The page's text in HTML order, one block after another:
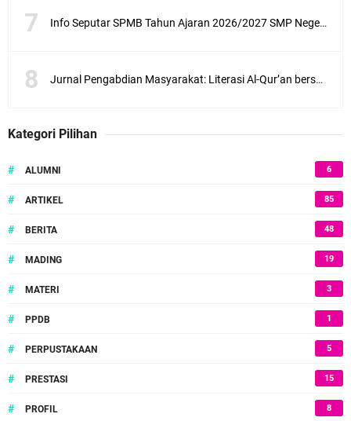
Info Seputar SPMB Tahun Ajaran 2026/2027 SMP Negeri 1 Trangkil
Jurnal Pengabdian Masyarakat: Literasi Al-Qur’an bersama anak-anak Desa Ketanen di Lingkungan SMPN 1 Trangkil Kabupaten Pati
Kategori Pilihan
# ALUMNI 6
# ARTIKEL 85
# BERITA 48
# MADING 19
# MATERI 3
# PPDB 1
# PERPUSTAKAAN 5
# PRESTASI 15
# PROFIL 8